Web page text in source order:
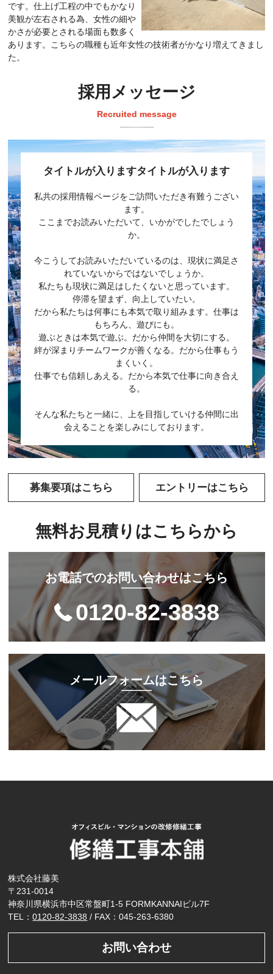
です。仕上げ工程の中でもかなり
美観が左右される為、女性の細や
かさが必要とされる場面も数多く
あります。こちらの職種も近年女性の技術者がかなり増えてきまし
た。
採用メッセージ
Recruited message
タイトルが入りますタイトルが入ります
私共の採用情報ページをご訪問いただき有難うござい
ます。
ここまでお読みいただいて、いかがでしたでしょう
か。
今こうしてお読みいただいているのは、現状に満足さ
れていないからではないでしょうか。
私たちも現状に満足はしたくないと思っています。
停滞を望まず、向上していたい。
だから私たちは何事にも本気で取り組みます。仕事は
もちろん、遊びにも。
遊ぶときは本気で遊ぶ。だから仲間を大切にする。
絆が深まりチームワークが善くなる。だから仕事もう
まくいく。
仕事でも信頼しあえる。だから本気で仕事に向き合え
る。
そんな私たちと一緒に、上を目指していける仲間に出
会えることを楽しみにしております。
募集要項はこちら エントリーはこちら
無料お見積りはこちらから
お電話でのお問い合わせはこちら
0120-82-3838
メールフォームはこちら
株式会社藤美
〒231-0014
神奈川県横浜市中区常盤町1-5 FORMKANNAIビル7F
TEL：0120-82-3838 / FAX：045-263-6380
お問い合わせ